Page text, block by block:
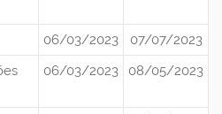
06/03/2023
07/07/2023
06/03/2023 08/05/2023